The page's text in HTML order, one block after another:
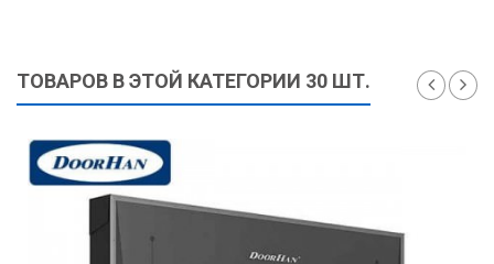
ТОВАРОВ В ЭТОЙ КАТЕГОРИИ 30 ШТ.